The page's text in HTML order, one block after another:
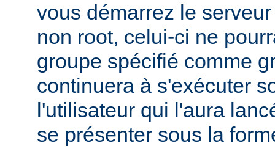
vous démarrez le
non root, celui-ci ne
groupe spécifié comme
continuera à s'exécuter
l'utilisateur qui l'aura
se présenter sous la